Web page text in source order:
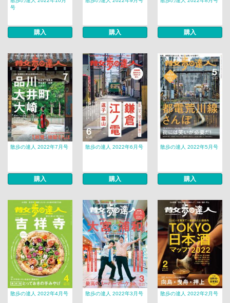
号
購入 購入 購入
散歩の達人 2022年7月号
購入
散歩の達人 2022年6月号
購入
散歩の達人 2022年5月号
購入
散歩の達人 2022年4月号 散歩の達人 2022年3月号 散歩の達人 2022年2月号